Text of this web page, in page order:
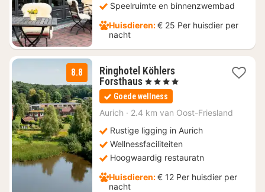
Speelruimte en binnenzwembad
Huisdieren:€ 25 Per huisdier per
nacht
8.8
Ringhotel Köhlers
Forsthaus1
nacht
vanaf
€
, 4 Sterren
Goede wellness
Aurich · 2.4 km van Oost-Friesland
Rustige ligging in Aurich
Wellnessfaciliteiten
Hoogwaardig restauratn
Huisdieren:€ 12 Per huisdier per
nacht